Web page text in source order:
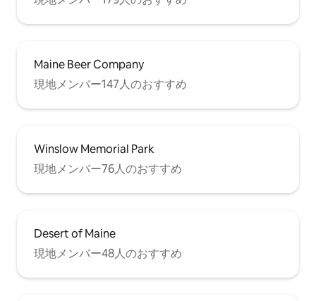
Maine Beer Company
現地メンバー147人のおすすめ
Winslow Memorial Park
現地メンバー76人のおすすめ
Desert of Maine
現地メンバー48人のおすすめ